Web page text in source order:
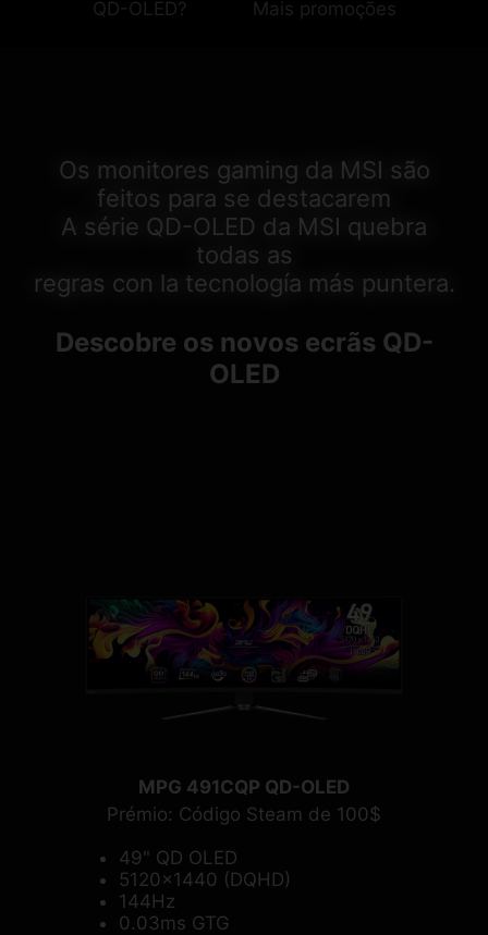
QD-OLED? Mais promoções
Os monitores gaming da MSI são
feitos para se destacarem
A série QD-OLED da MSI quebra
todas as
regras con la tecnología más puntera.
Descobre os novos ecrãs QD-
OLED
MPG 491CQP QD-OLED
Prémio: Código Steam de 100$
49" QD OLED
5120x1440 (DQHD)
144Hz
0.03ms GTG